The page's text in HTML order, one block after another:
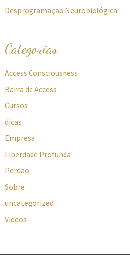
Desprogramação Neurobiológica
Categorias
Access Consciousness
Barra de Access
Cursos
dicas
Empresa
Liberdade Profunda
Perdão
Sobre
uncategorized
Videos